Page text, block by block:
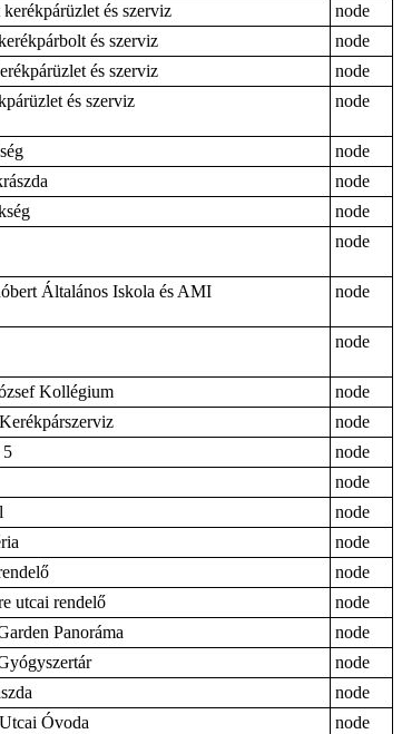
és szerviz
node
és szerviz
node
és szerviz
node
és szerviz node
node
node
node
node
Általános Iskola és AMI node
node
Kollégium
node
node
5
node
node
node
node
node
utcai rendelő
node
Panoráma
node
node
node
Óvoda
node